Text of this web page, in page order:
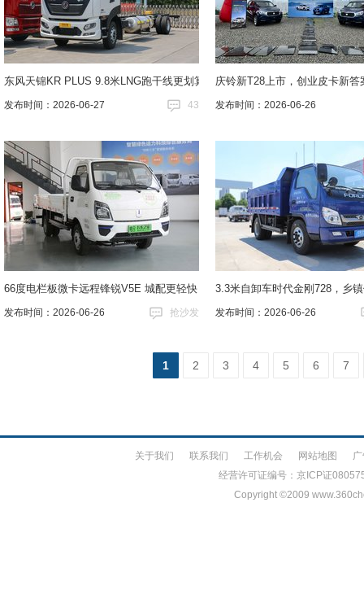
东风天锦KR PLUS 9.8米LNG跑干线更划算
发布时间：2026-06-27 43
庆铃新T28上市，创业皮卡新答
发布时间：2026-06-26
66度电栏板微卡远程锋锐V5E 城配更轻快
发布时间：2026-06-26 抢沙发
3.3米自卸车时代金刚728，乡
发布时间：2026-06-26
1 2 3 4 5 6 7
关于我们 联系我们 工作机会 网站地图
经营许可证编号：京ICP证
Copyright ©2009